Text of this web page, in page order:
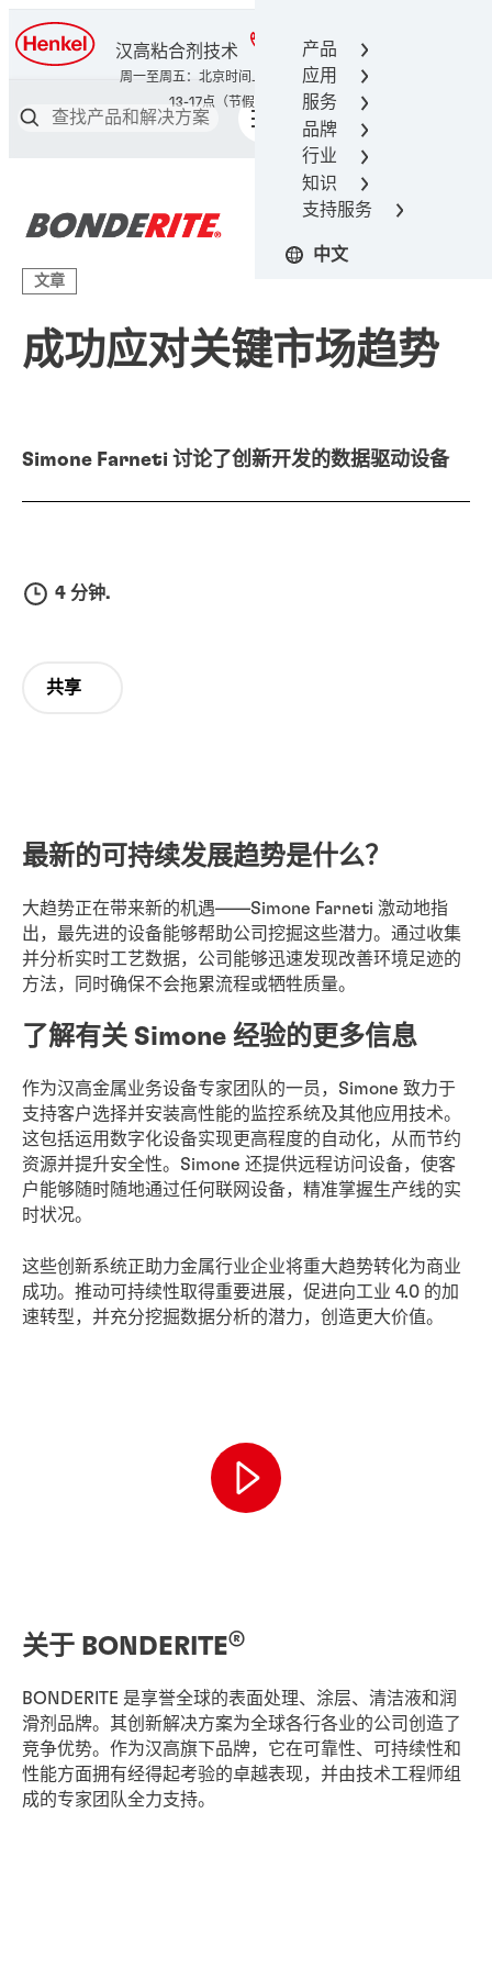
产品
应用
服务
品牌
行业
知识
支持服务
中文
汉高粘合剂技术 400-666-7306
文章
成功应对关键市场趋势
Simone Farneti 讨论了创新开发的数据驱动设备
4 分钟.
共享
最新的可持续发展趋势是什么？
大趋势正在带来新的机遇——Simone Farneti 激动地指
出，最先进的设备能够帮助公司挖掘这些潜力。通过收集
并分析实时工艺数据，公司能够迅速发现改善环境足迹的
方法，同时确保不会拖累流程或牺牲质量。
了解有关 Simone 经验的更多信息
作为汉高金属业务设备专家团队的一员，Simone 致力于
支持客户选择并安装高性能的监控系统及其他应用技术。
这包括运用数字化设备实现更高程度的自动化，从而节约
资源并提升安全性。Simone 还提供远程访问设备，使客
户能够随时随地通过任何联网设备，精准掌握生产线的实
时状况。
这些创新系统正助力金属行业企业将重大趋势转化为商业
成功。推动可持续性取得重要进展，促进向工业 4.0 的加
速转型，并充分挖掘数据分析的潜力，创造更大价值。
关于 BONDERITE®
BONDERITE 是享誉全球的表面处理、涂层、清洁液和润
滑剂品牌。其创新解决方案为全球各行各业的公司创造了
竞争优势。作为汉高旗下品牌，它在可靠性、可持续性和
性能方面拥有经得起考验的卓越表现，并由技术工程师组
成的专家团队全力支持。